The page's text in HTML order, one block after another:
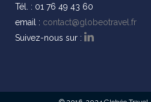
Tél. : 01 76 49 43 60
email : contact@globeotravel.fr
Suivez-nous sur :